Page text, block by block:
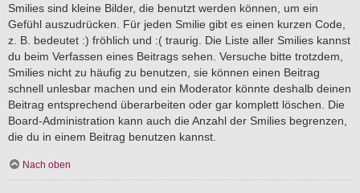
Smilies sind kleine Bilder, die benutzt werden können, um ein
Gefühl auszudrücken. Für jeden Smilie gibt es einen kurzen Code,
z. B. bedeutet :) fröhlich und :( traurig. Die Liste aller Smilies kannst
du beim Verfassen eines Beitrags sehen. Versuche bitte trotzdem,
Smilies nicht zu häufig zu benutzen, sie können einen Beitrag
schnell unlesbar machen und ein Moderator könnte deshalb deinen
Beitrag entsprechend überarbeiten oder gar komplett löschen. Die
Board-Administration kann auch die Anzahl der Smilies begrenzen,
die du in einem Beitrag benutzen kannst.
Nach oben